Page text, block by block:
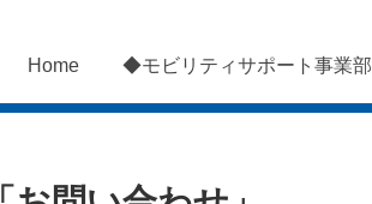
Home ◆モビリティサポート事業部